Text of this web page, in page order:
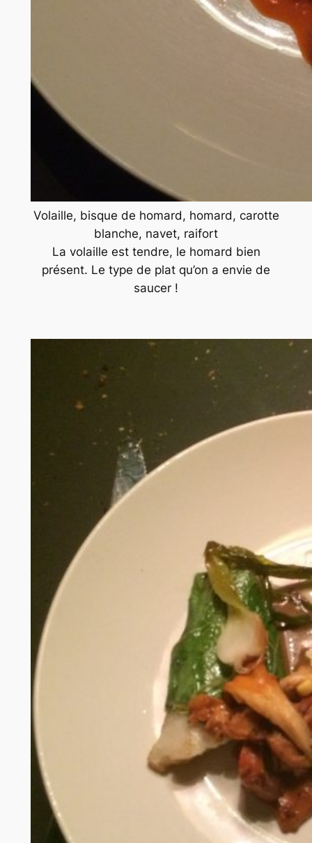
Volaille, bisque de homard, homard, carotte
blanche, navet, raifort
La volaille est tendre, le homard bien
présent. Le type de plat qu’on a envie de
saucer !